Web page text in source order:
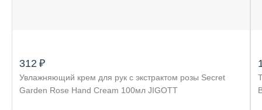
312 ₽
Увлажняющий крем для рук с экстрактом розы Secret
Garden Rose Hand Cream 100мл JIGOTT